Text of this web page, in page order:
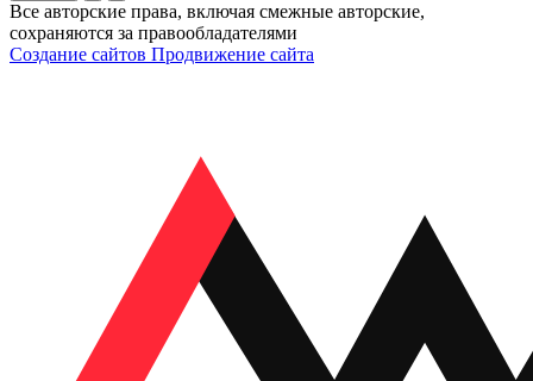
Все авторские права, включая смежные авторские,
сохраняются за правообладателями
Создание сайтов Продвижение сайта